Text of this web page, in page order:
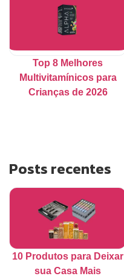
Top 8 Melhores
Multivitamínicos para
Crianças de 2026
Posts recentes
10 Produtos para Deixar
sua Casa Mais